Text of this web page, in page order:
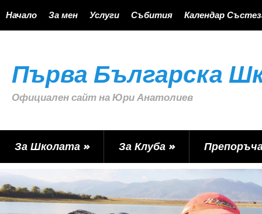
Начало За мен Услуги Събития Календар
Първа Българска
Официален сайт на Юри Анатолиев
За Школата » За Клуба »